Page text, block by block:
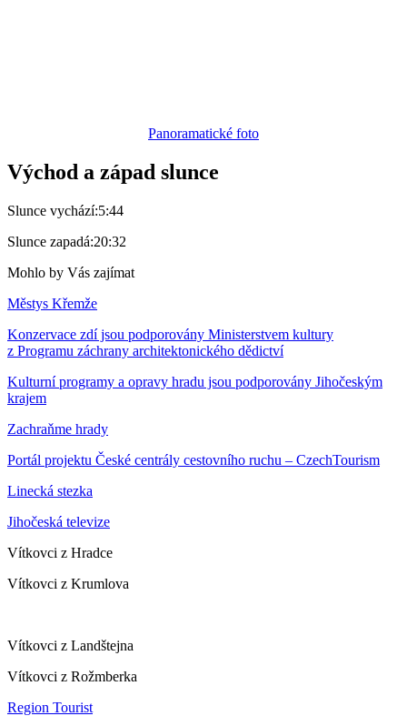
Panoramatické foto
Východ a západ slunce
Slunce vychází:5:44
Slunce zapadá:20:32
Mohlo by Vás zajímat
Městys Křemže
Konzervace zdí jsou podporovány Ministerstvem kultury
z Programu záchrany architektonického dědictví
Kulturní programy a opravy hradu jsou podporovány Jihočeským
krajem
Zachraňme hrady
Portál projektu České centrály cestovního ruchu – CzechTourism
Linecká stezka
Jihočeská televize
Vítkovci z Hradce
Vítkovci z Krumlova
Vítkovci z Landštejna
Vítkovci z Rožmberka
Region Tourist